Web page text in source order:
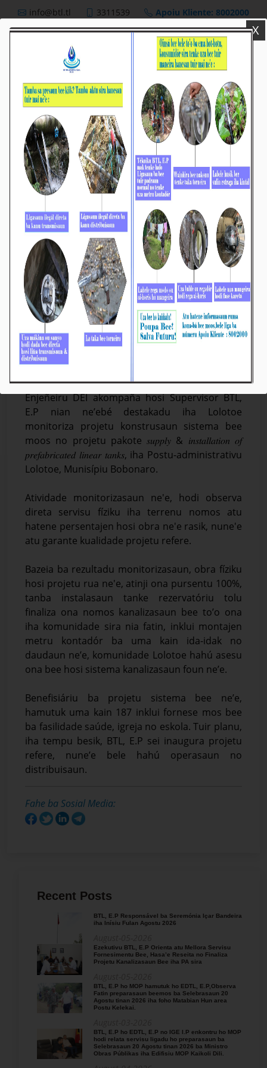
info@btl.tl 3311539 Apoiu Kliente: 8002000
𝘽𝑻𝙇, 𝑬.𝑷: 𝙋𝒓𝙤𝒋𝙚𝒕𝙪 𝙆𝒐𝙣𝒔𝙩𝒓𝙪𝒔𝙖𝒖𝙣 𝙎𝒊𝙨𝒕𝙚𝒎𝙖 𝘽𝒆𝙚 𝙣𝒐
𝑰𝙣𝒔𝙩𝒂𝙡𝒂𝙨𝒂𝙪𝒏 𝑻𝙖𝒏𝙠𝒆 𝑹𝙚𝒛𝙚𝒓𝙫𝒂𝙩𝒐́𝙧𝒊𝙪 𝙞𝒉𝙖 𝙇𝒐𝙡𝒐𝙩𝒐𝙚
𝘼𝒏𝙩𝒊𝙣𝒋𝙞 𝙤𝒏𝙖 100%
Média_BTL, E.P 05-Febreiru-2026
𝐃𝐢́𝐥𝐢, 𝟎𝟓 𝐅𝐞𝐯𝐞𝐫𝐞𝐢𝐫𝐮 𝟐𝟎𝟐𝟔. Jestór Infraestrutura Bee
Timor-Leste, Empreza Públika (BTL, E.P) ho
Enjeñeiru DEI akompaña hosi Supervisor BTL,
E.P nian ne’ebé destakadu iha Lolotoe
monitoriza projetu konstrusaun sistema bee
moos no projetu pakote 𝑠𝑢𝑝𝑝𝑙𝑦 & 𝑖𝑛𝑠𝑡𝑎𝑙𝑙𝑎𝑡𝑖𝑜𝑛 𝑜𝑓
𝑝𝑟𝑒𝑓𝑎𝑏𝑟𝑖𝑐𝑎𝑡𝑒𝑑 𝑙𝑖𝑛𝑒𝑎𝑟 𝑡𝑎𝑛𝑘𝑠, iha Postu-administrativu
Lolotoe, Munisípiu Bobonaro.
Atividade monitorizasaun ne'e, hodi observa
direta servisu fíziku iha terrenu nomos atu
hatene persentajen hosi obra ne'e rasik, nune'e
atu garante kualidade projetu refere.
Bazeia ba rezultadu monitorizasaun, obra fíziku
hosi projetu rua ne'e, atinji ona pursentu 100%,
tanba instalasaun tanke rezervatóriu tolu
finaliza ona nomos kanalizasaun bee to’o ona
iha komunidade sira nia fatin, inklui montajen
metru kontadór ba uma kain ida-idak no
daudaun ne’e, komunidade Lolotoe hahú asesu
ona bee hosi sistema kanalizasaun foun ne’e.
Benefisiáriu ba projetu sistema bee ne’e,
hamutuk uma kain 187 inklui fornese mos bee
ba fasilidade saúde, igreja no eskola. Tuir planu,
iha tempu besik, BTL, E.P sei inaugura projetu
refere, nune’e bele hahú operasaun no
distribuisaun.
Fahe ba Sosial Media:
Recent Posts
BTL, E.P Responsável ba Seremónia Içar Bandeira
iha Inísiu Fulan Agostu 2026
Ezekutivu BTL, E.P Orienta atu Mellora Servisu
Fornesimentu Bee, Hasa’e Reseita no Finaliza
Projetu Kanalizasaun Bee iha PA sira
BTL, E.P ho MOP hamutuk ho EDTL, E.P,Observa
Fatin preparasaun beemos ba Selebrasaun 20
Agostu tinan 2026 iha foho Matabian Hun area
Postu Kelekai.
BTL, E.P ho EDTL, E.P no IGE I.P enkontru ho MOP
hodi relata servisu ligadu ho preparasaun ba
Selebrasaun 20 Agostu tinan 2026 ba Ministro
Obras Públikas iha Edifisiu MOP Kaikoli Dili.
X